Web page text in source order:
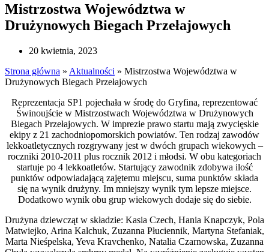
Mistrzostwa Województwa w
Drużynowych Biegach Przełajowych
20 kwietnia, 2023
Strona główna » Aktualności » Mistrzostwa Województwa w
Drużynowych Biegach Przełajowych
Reprezentacja SP1 pojechała w środę do Gryfina, reprezentować
Świnoujście w Mistrzostwach Województwa w Drużynowych
Biegach Przełajowych. W imprezie prawo startu mają zwycięskie
ekipy z 21 zachodniopomorskich powiatów. Ten rodzaj zawodów
lekkoatletycznych rozgrywany jest w dwóch grupach wiekowych –
roczniki 2010-2011 plus rocznik 2012 i młodsi. W obu kategoriach
startuje po 4 lekkoatletów. Startujący zawodnik zdobywa ilość
punktów odpowiadającą zajętemu miejscu, suma punktów składa
się na wynik drużyny. Im mniejszy wynik tym lepsze miejsce.
Dodatkowo wynik obu grup wiekowych dodaje się do siebie.
Drużyna dziewcząt w składzie: Kasia Czech, Hania Knapczyk, Pola
Matwiejko, Arina Kalchuk, Zuzanna Płuciennik, Martyna Stefaniak,
Marta Nieśpelska, Yeva Kravchenko, Natalia Czarnowska, Zuzanna